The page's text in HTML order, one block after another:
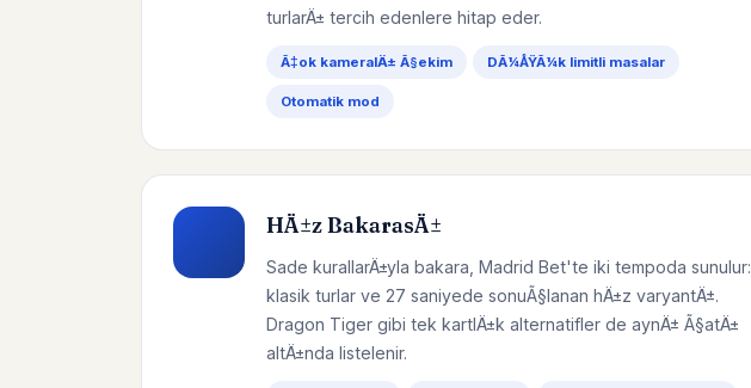
turlarÄ± tercih edenlere hitap eder.
Ã‡ok kameralÄ± Ã§ekim DÃ¼ÅŸÃ¼k limitli masalar
Otomatik mod
HÄ±z BakarasÄ±
Sade kurallarÄ±yla bakara, Madrid Bet'te iki tempoda sunulur:
klasik turlar ve 27 saniyede sonuÃ§lanan hÄ±z varyantÄ±.
Dragon Tiger gibi tek kartlÄ±k alternatifler de aynÄ± Ã§atÄ±
altÄ±nda listelenir.